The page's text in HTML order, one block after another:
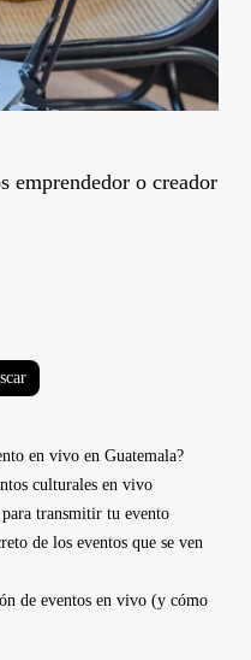
emprendedor o creador
en vivo en Guatemala?
culturales en vivo
transmitir tu evento
de los eventos que se ven
de eventos en vivo (y cómo